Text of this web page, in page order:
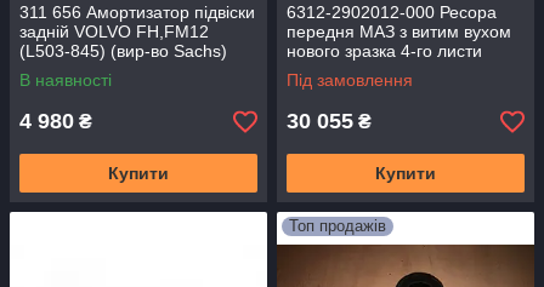
311 656 Амортизатор підвіски
задній VOLVO FH,FM12
(L503-845) (вир-во Sachs)
В наявності
4 980 ₴
Купити
6312-2902012-000 Ресора
передня МАЗ з витим вухом
нового зразка 4-го листи
посилена
Під замовлення
30 055 ₴
Купити
Топ продажів